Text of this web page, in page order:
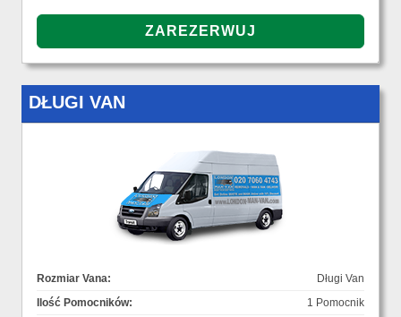
DŁUGI VAN
Rozmiar Vana:
Długi Van
Ilość Pomocników:
1 Pomocnik